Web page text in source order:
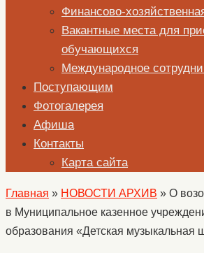
Финансово-
Вакантные места для
обучающихся
Международное
Поступающим
Фотогалерея
Афиша
Контакты
Карта сайта
Главная » НОВОСТИ АРХИВ » О
в Муниципальное казенное
образования «Детская музыкальная